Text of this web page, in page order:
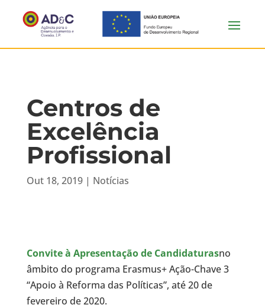
Centros de
Excelência
Profissional
Out 18, 2019| Notícias
Convite à Apresentação de Candidaturasno
âmbito do programa Erasmus+ Ação-Chave 3
“Apoio à Reforma das Políticas”, até 20 de
fevereiro de 2020.